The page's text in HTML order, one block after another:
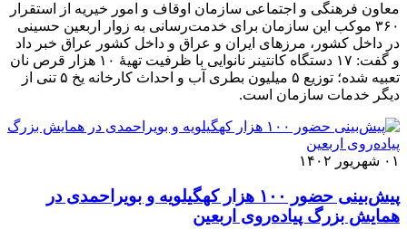
معاون فرهنگی و اجتماعی سازمان اوقاف و امور خیریه از استقرار
۳۶۰ موکب این سازمان برای خدمت‌رسانی به زوار اربعین حسینی
در داخل کشور، مرزهای ایران و عراق و داخل کشور عراق خبر داد
و گفت: ۱۷ دستگاه کانتینر نانوایی با ظرفیت تهیۀ ۱۰ هزار قرص نان
تعبیه شده؛ توزیع ۵ میلیون بطری آب و احداث کارخانه یخ ۵ تنی از
دیگر خدمات سازمان است.
۰۱ شهریور ۱۴۰۲
پیش‌بینی حضور ۱۰۰ هزار کهگیلویه و بویراحمدی در
همایش بزرگ پیاده‌روی اربعین